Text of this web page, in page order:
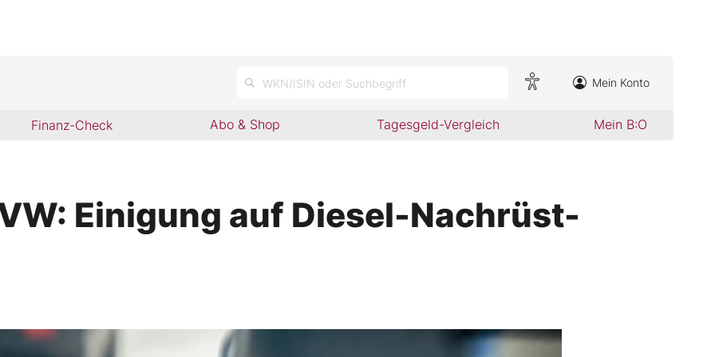
WKN/ISIN oder Suchbegriff Mein Konto
Finanz-Check Abo & Shop Tagesgeld-Vergleich Mein B:O
Einigung auf Diesel-Nachrüst-